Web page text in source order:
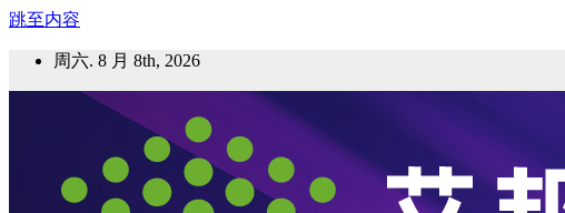
跳至内容
周六. 8 月 8th, 2026